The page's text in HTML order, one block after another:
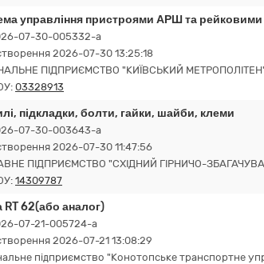
управління пристроями АРШ та
07-30-005332-a
2026-07-30 13:25:18
ПІДПРИЄМСТВО "КИЇВСЬКИЙ
03328913
підкладки, болти, гайки, шайби, клеми
07-30-003643-a
2026-07-30 11:47:56
ПІДПРИЄМСТВО "СХІДНИЙ ГІРНИЧО-
14309787
RT 62(або аналог)
07-21-005724-a
2026-07-21 13:08:29
підприємство "Конотопське транспортне